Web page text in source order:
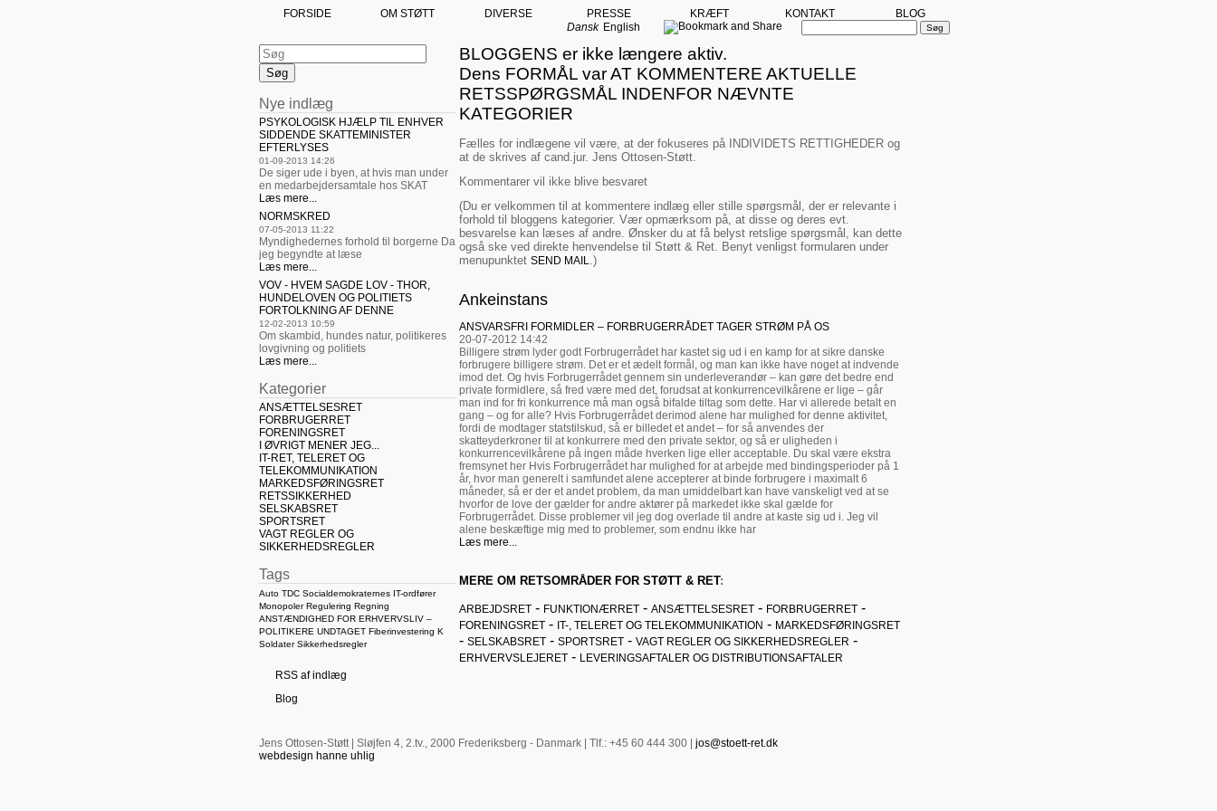
FORSIDE OM STØTT DIVERSE PRESSE KRÆFT KONTAKT
BLOG
Dansk English
Nye indlæg
PSYKOLOGISK HJÆLP TIL ENHVER
SIDDENDE SKATTEMINISTER
EFTERLYSES
01-09-2013 14:26
De siger ude i byen, at hvis man under
en medarbejdersamtale hos SKAT
Læs mere...
NORMSKRED
07-05-2013 11:22
Myndighedernes forhold til borgerne Da
jeg begyndte at læse
Læs mere...
VOV - HVEM SAGDE LOV - THOR,
HUNDELOVEN OG POLITIETS
FORTOLKNING AF DENNE
12-02-2013 10:59
Om skambid, hundes natur, politikeres
lovgivning og politiets
Læs mere...
Kategorier
ANSÆTTELSESRET
FORBRUGERRET
FORENINGSRET
I ØVRIGT MENER JEG...
IT-RET, TELERET OG
TELEKOMMUNIKATION
MARKEDSFØRINGSRET
RETSSIKKERHED
SELSKABSRET
SPORTSRET
VAGT REGLER OG
SIKKERHEDSREGLER
Tags
Auto TDC Socialdemokraternes IT-ordfører
Monopoler Regulering Regning
ANSTÆNDIGHED FOR ERHVERVSLIV –
POLITIKERE UNDTAGET Fiberinvestering K
Soldater Sikkerhedsregler
RSS af indlæg
Blog
BLOGGENS er ikke længere aktiv.
Dens FORMÅL var AT KOMMENTERE AKTUELLE
RETSSPØRGSMÅL INDENFOR NÆVNTE
KATEGORIER
Fælles for indlægene vil være, at der fokuseres på INDIVIDETS RETTIGHEDER og
at de skrives af cand.jur. Jens Ottosen-Støtt.
Kommentarer vil ikke blive besvaret
(Du er velkommen til at kommentere indlæg eller stille spørgsmål, der er relevante i
forhold til bloggens kategorier. Vær opmærksom på, at disse og deres evt.
besvarelse kan læses af andre. Ønsker du at få belyst retslige spørgsmål, kan dette
også ske ved direkte henvendelse til Støtt & Ret. Benyt venligst formularen under
menupunktet SEND MAIL.)
Ankeinstans
ANSVARSFRI FORMIDLER – FORBRUGERRÅDET TAGER STRØM PÅ OS
20-07-2012 14:42
Billigere strøm lyder godt Forbrugerrådet har kastet sig ud i en kamp for at sikre danske
forbrugere billigere strøm. Det er et ædelt formål, og man kan ikke have noget at indvende
imod det. Og hvis Forbrugerrådet gennem sin underleverandør – kan gøre det bedre end
private formidlere, så fred være med det, forudsat at konkurrencevilkårene er lige – går
man ind for fri konkurrence må man også bifalde tiltag som dette. Har vi allerede betalt en
gang – og for alle? Hvis Forbrugerrådet derimod alene har mulighed for denne aktivitet,
fordi de modtager statstilskud, så er billedet et andet – for så anvendes der
skatteyderkroner til at konkurrere med den private sektor, og så er uligheden i
konkurrencevilkårene på ingen måde hverken lige eller acceptable. Du skal være ekstra
fremsynet her Hvis Forbrugerrådet har mulighed for at arbejde med bindingsperioder på 1
år, hvor man generelt i samfundet alene accepterer at binde forbrugere i maximalt 6
måneder, så er der et andet problem, da man umiddelbart kan have vanskeligt ved at se
hvorfor de love der gælder for andre aktører på markedet ikke skal gælde for
Forbrugerrådet. Disse problemer vil jeg dog overlade til andre at kaste sig ud i. Jeg vil
alene beskæftige mig med to problemer, som endnu ikke har
Læs mere...
MERE OM RETSOMRÅDER FOR STØTT & RET:
ARBEJDSRET- FUNKTIONÆRRET- ANSÆTTELSESRET- FORBRUGERRET-
FORENINGSRET- IT-, TELERET OG TELEKOMMUNIKATION - MARKEDSFØRINGSRET
- SELSKABSRET- SPORTSRET- VAGT REGLER OG SIKKERHEDSREGLER -
ERHVERVSLEJERET- LEVERINGSAFTALER OG DISTRIBUTIONSAFTALER
Jens Ottosen-Støtt | Sløjfen 4, 2.tv., 2000 Frederiksberg - Danmark | Tlf.: +45 60 444 300 | jos@stoett-ret.dk
webdesign hanne uhlig